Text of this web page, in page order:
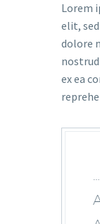
Lorem
elit,
dolore
ex ea